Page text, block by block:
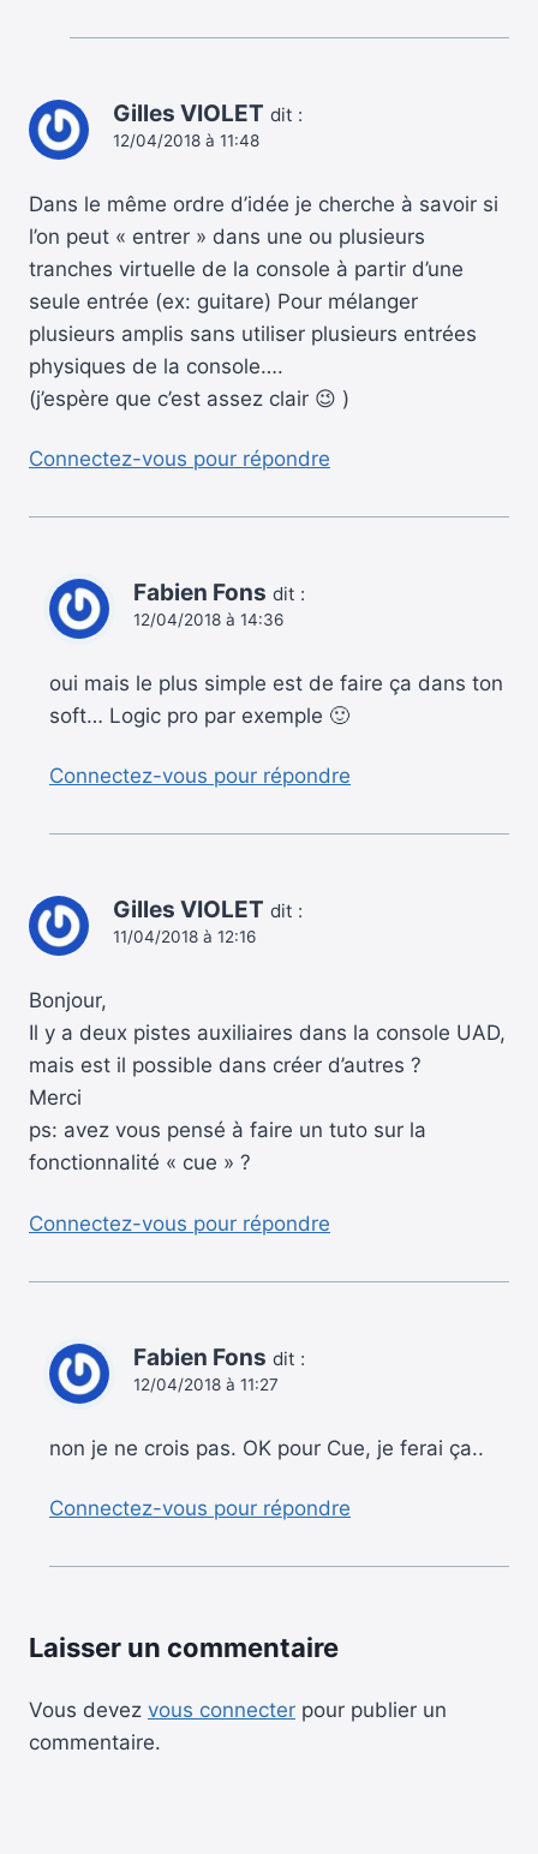
Gilles VIOLET dit :
12/04/2018 à 11:48
Dans le même ordre d’idée je cherche à savoir si
l’on peut « entrer » dans une ou plusieurs
tranches virtuelle de la console à partir d’une
seule entrée (ex: guitare) Pour mélanger
plusieurs amplis sans utiliser plusieurs entrées
physiques de la console….
(j’espère que c’est assez clair 😉 )
Connectez-vous pour répondre
Fabien Fons dit :
12/04/2018 à 14:36
oui mais le plus simple est de faire ça dans ton
soft… Logic pro par exemple 🙂
Connectez-vous pour répondre
Gilles VIOLET dit :
11/04/2018 à 12:16
Bonjour,
Il y a deux pistes auxiliaires dans la console UAD,
mais est il possible dans créer d’autres ?
Merci
ps: avez vous pensé à faire un tuto sur la
fonctionnalité « cue » ?
Connectez-vous pour répondre
Fabien Fons dit :
12/04/2018 à 11:27
non je ne crois pas. OK pour Cue, je ferai ça..
Connectez-vous pour répondre
Laisser un commentaire
Vous devez vous connecter pour publier un
commentaire.